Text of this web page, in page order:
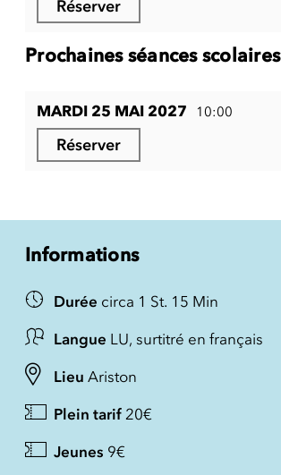
Réserver
Prochaines séances scolaires
MARDI 25 MAI 2027 10:00
Réserver
Informations
Durée circa 1 St. 15 Min
Langue LU, surtitré en français
Lieu Ariston
Plein tarif 20€
Jeunes 9€